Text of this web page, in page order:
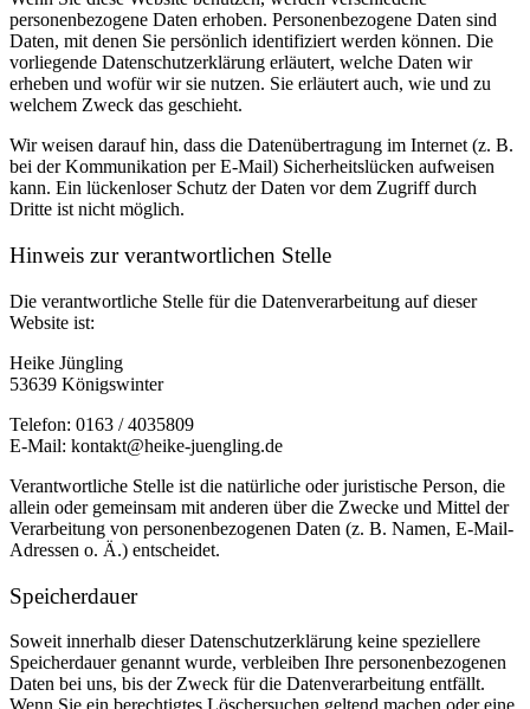
personenbezogene Daten erhoben. Personenbezogene Daten sind
Daten, mit denen Sie persönlich identifiziert werden können. Die
vorliegende Datenschutzerklärung erläutert, welche Daten wir
erheben und wofür wir sie nutzen. Sie erläutert auch, wie und zu
welchem Zweck das geschieht.
Wir weisen darauf hin, dass die Datenübertragung im Internet (z. B.
bei der Kommunikation per E-Mail) Sicherheitslücken aufweisen
kann. Ein lückenloser Schutz der Daten vor dem Zugriff durch
Dritte ist nicht möglich.
Hinweis zur verantwortlichen Stelle
Die verantwortliche Stelle für die Datenverarbeitung auf dieser
Website ist:
Heike Jüngling
53639 Königswinter
Telefon: 0163 / 4035809
E-Mail: kontakt@heike-juengling.de
Verantwortliche Stelle ist die natürliche oder juristische Person, die
allein oder gemeinsam mit anderen über die Zwecke und Mittel der
Verarbeitung von personenbezogenen Daten (z. B. Namen, E-Mail-
Adressen o. Ä.) entscheidet.
Speicherdauer
Soweit innerhalb dieser Datenschutzerklärung keine speziellere
Speicherdauer genannt wurde, verbleiben Ihre personenbezogenen
Daten bei uns, bis der Zweck für die Datenverarbeitung entfällt.